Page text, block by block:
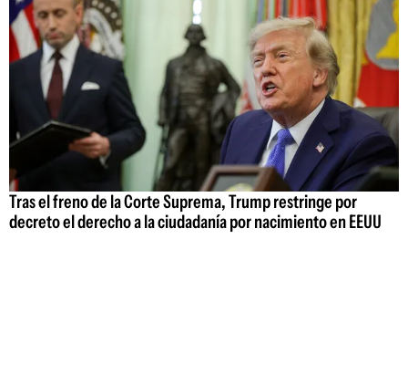
Tras el freno de la Corte Suprema, Trump restringe por
decreto el derecho a la ciudadanía por nacimiento en EEUU